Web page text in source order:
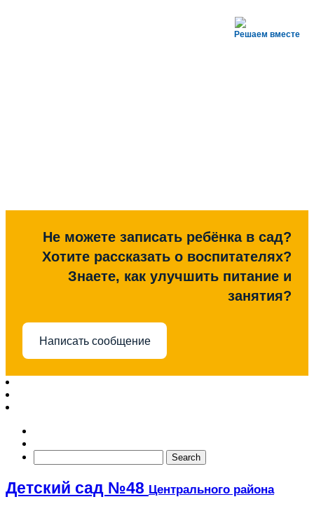
Решаем вместе
Не можете записать ребёнка в сад?
Хотите рассказать о воспитателях?
Знаете, как улучшить питание и
занятия?
Написать сообщение
Детский сад №48 Центрального района